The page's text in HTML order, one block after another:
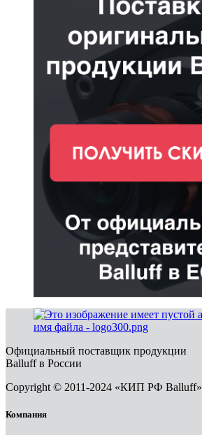
Официальный поставщик продукции
Balluff в России
Copyright © 2011-2024 «КИП РФ Balluff»
Компания